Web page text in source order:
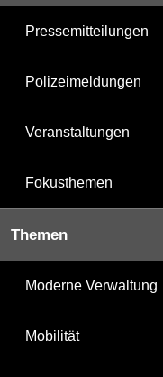
Pressemitteilungen
Polizeimeldungen
Veranstaltungen
Fokusthemen
Themen
Moderne Verwaltung
Mobilität